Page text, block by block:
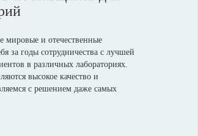
и отечественные
за годы сотрудничества с лучшей
в различных лабораториях.
высокое качество и
с решением даже самых